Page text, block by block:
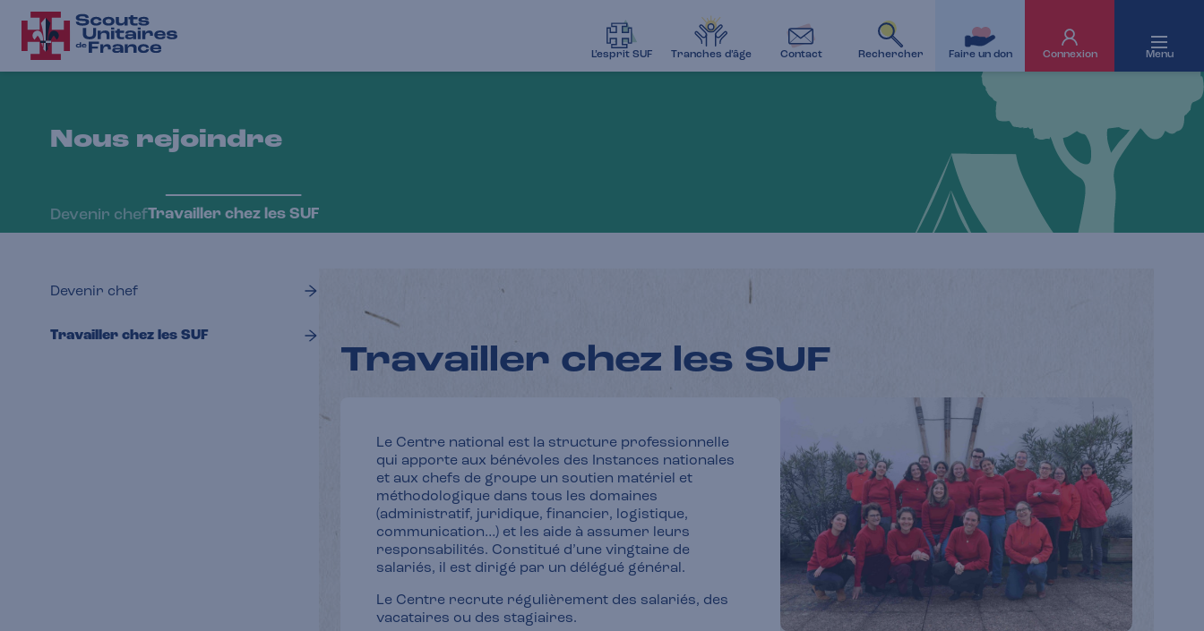
L’esprit SUF Tranches d’âge Contact Rechercher Faire un don Connexion Menu
Nous rejoindre
Devenir chefTravailler chez les SUF
Devenir chef
Travailler chez les SUF
Travailler chez les SUF
Le Centre national est la structure professionnelle
qui apporte aux bénévoles des Instances nationales
et aux chefs de groupe un soutien matériel et
méthodologique dans tous les domaines
(administratif, juridique, financier, logistique,
communication…) et les aide à assumer leurs
responsabilités. Constitué d’une vingtaine de
salariés, il est dirigé par un délégué général.
Le Centre recrute régulièrement des salariés, des
vacataires ou des stagiaires.